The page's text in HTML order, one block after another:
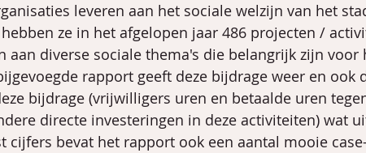
leveren aan het sociale welzijn van het
ze in het afgelopen jaar 486 projecten /
aan diverse sociale thema's die belangrijk zijn voor
rapport geeft deze bijdrage weer en ook
bijdrage (vrijwilligers uren en betaalde uren
directe investeringen in deze activiteiten) wat
cijfers bevat het rapport ook een aantal mooie